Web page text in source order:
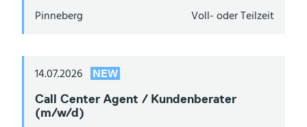
Pinneberg Voll- oder Teilzeit
14.07.2026 NEW
Call Center Agent / Kundenberater
(m/w/d)